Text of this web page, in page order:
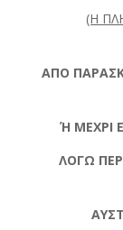
(Η
ΑΠΟ
Ή ΜΕΧΡΙ
ΛΟΓΩ